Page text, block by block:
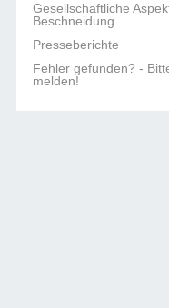
Gesellschaftliche
Beschneidung
Presseberichte
Fehler gefunden? -
melden!